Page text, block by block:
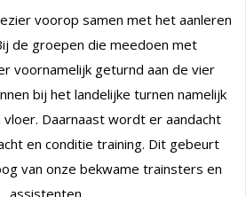
voorop samen met het aanleren
de groepen die meedoen met
voornamelijk geturnd aan de vier
bij het landelijke turnen namelijk
Daarnaast wordt er aandacht
en conditie training. Dit gebeurt
van onze bekwame trainsters en
assistenten.